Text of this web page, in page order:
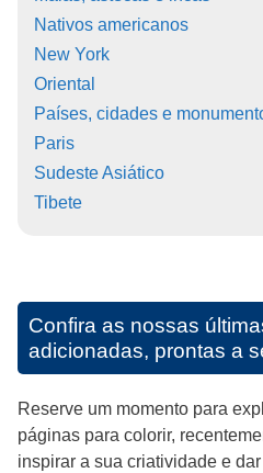
Nativos americanos
New York
Oriental
Países, cidades e
Paris
Sudeste Asiático
Tibete
Confira as nossas
adicionadas, prontas a
Reserve um momento para
páginas para colorir,
inspirar a sua criatividade e